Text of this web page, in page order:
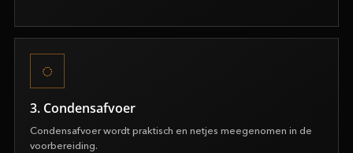
3. Condensafvoer
Condensafvoer wordt praktisch en netjes meegenomen in de
voorbereiding.